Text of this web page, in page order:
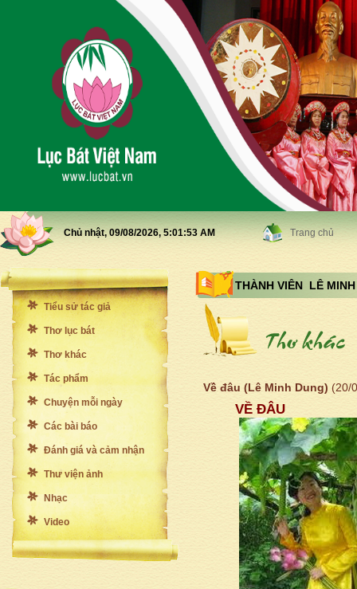
Chủ nhật, 09/08/2026, 5:01:55 AM Trang chủ
Tiểu sử tác giả
Thơ lục bát
Thơ khác
Tác phẩm
Chuyện mỗi ngày
Các bài báo
Đánh giá và cảm nhận
Thư viện ảnh
Nhạc
Video
THÀNH VIÊN LÊ MINH
Về đâu (Lê Minh Dung) (20/
VỀ ĐÂU